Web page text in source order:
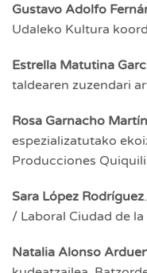
Gustavo Adolfo
Udaleko Kultura
Estrella Matutina
taldearen zuzendari
Rosa Garnacho
espezializatutako
Producciones
Sara López Rodríguez
/ Laboral Ciudad de la
Natalia Alonso